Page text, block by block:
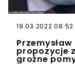
Nauki. Jego
dla
można się
19.03.2022 08:52
propozycje
groźne